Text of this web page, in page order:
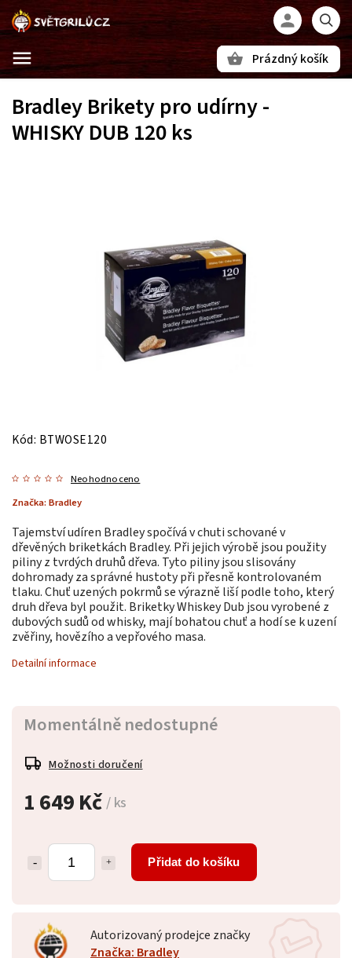
Prázdný košík
Bradley Brikety pro udírny -
WHISKY DUB 120 ks
Kód: BTWOSE120
Neohodnoceno
Značka: Bradley
1 649 Kč/ ks
Přidat do košíku
Momentálně nedostupné
Možnosti doručení
Tajemství udíren Bradley spočívá v chuti schované v
dřevěných briketkách Bradley. Při jejich výrobě jsou použity
piliny z tvrdých druhů dřeva. Tyto piliny jsou slisovány
dohromady za správné hustoty při přesně kontrolovaném
tlaku. Chuť uzených pokrmů se výrazně liší podle toho, který
druh dřeva byl použit. Briketky Whiskey Dub jsou vyrobené z
dubových sudů od whisky, mají bohatou chuť a hodí se k uzení
zvěřiny, hovězího a vepřového masa.
Detailní informace
Autorizovaný prodejce značky
Značka: Bradley